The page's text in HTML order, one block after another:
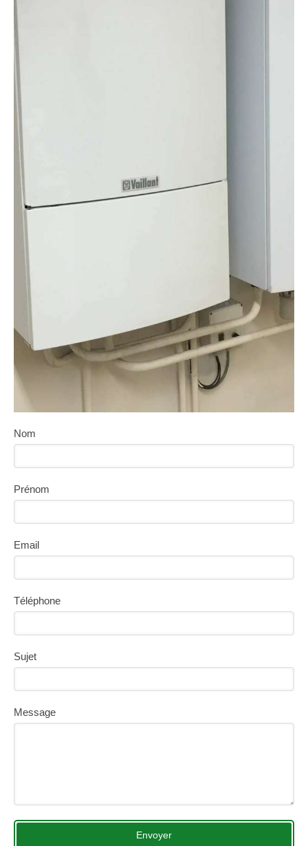
Nom
Prénom
Email
Téléphone
Sujet
Message
Envoyer